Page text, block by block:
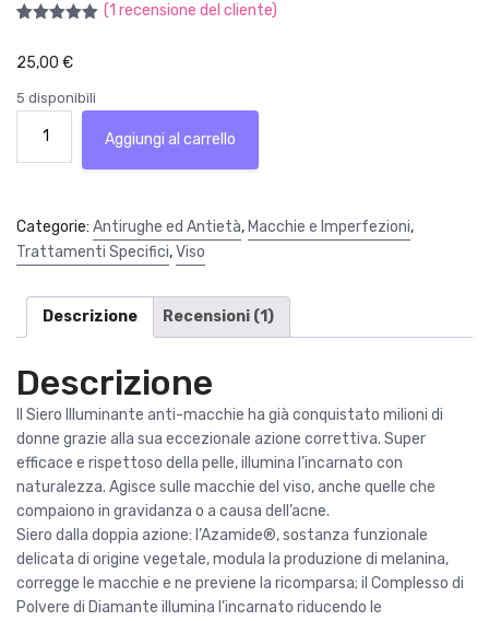
su base
recensioni
(1 recensione del cliente)
25,00 €
5 disponibili
Siero
illuminante
macchie
viso
e
30ml
quantità
Aggiungi al carrello
Categorie: Antirughe ed Antietà, Macchie e Imperfezioni,
Trattamenti Specifici,Viso
Descrizione Recensioni (1)
Descrizione
Il Siero Illuminante anti-macchie ha già conquistato milioni di
donne grazie alla sua eccezionale azione correttiva. Super
efficace e rispettoso della pelle, illumina l’incarnato con
naturalezza. Agisce sulle macchie del viso, anche quelle che
compaiono in gravidanza o a causa dell’acne.
Siero dalla doppia azione: l’Azamide®, sostanza funzionale
delicata di origine vegetale, modula la produzione di melanina,
corregge le macchie e ne previene la ricomparsa; il Complesso di
Polvere di Diamante illumina l’incarnato riducendo le